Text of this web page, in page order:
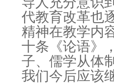
代教育改革也
精神在教学内
十条《论语》
子、儒学从体
我们今后应该